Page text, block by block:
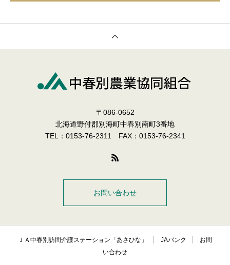
〒086-0652
北海道野付郡別海町中春別南町3番地
TEL：0153-76-2311 FAX：0153-76-2341
お問い合わせ
ＪＡ中春別訪問介護ステーション「あさひな」 JAバンク
お問
い合わせ